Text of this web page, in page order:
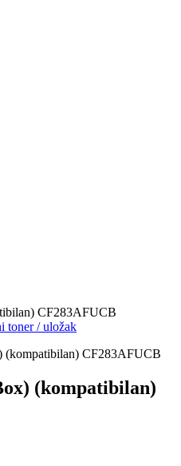
CF283AFUCB
toner / uložak
(kompatibilan)